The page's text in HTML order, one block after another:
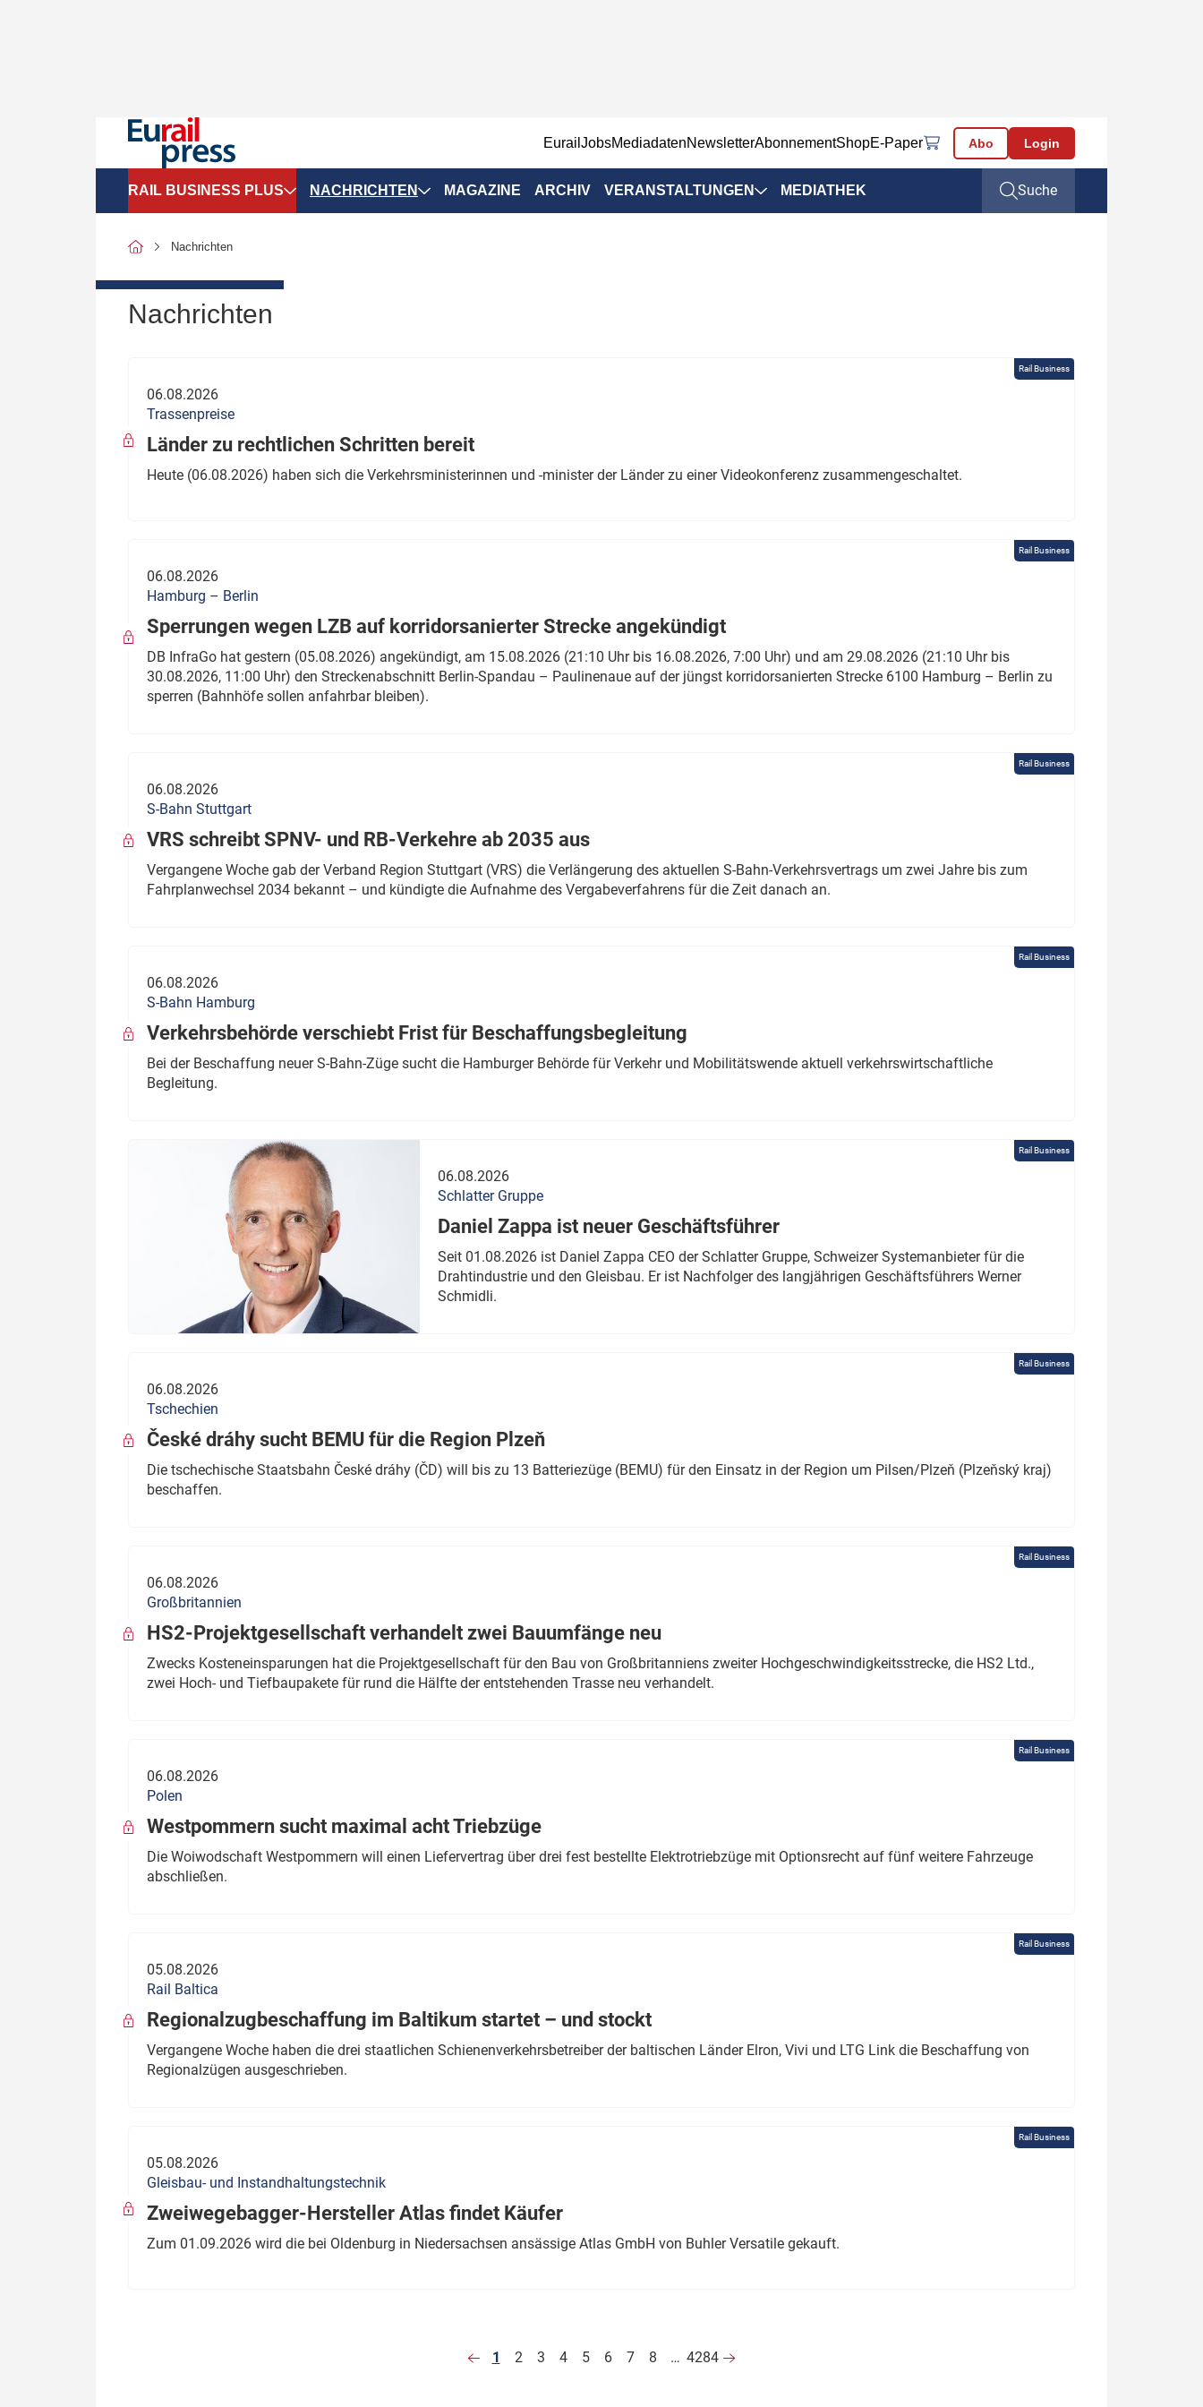
EurailJobsMediadatenNewsletterAbonnementShopE-Paper Abo Login
RAIL BUSINESS PLUS
SPNV-Marktdaten
Politik
wen?
Thema des Monats
Dossier: Generalsanierung
Dossier: ETCS
Dossier:
NACHRICHTEN MAGAZINE ARCHIV VERANSTALTUNGEN MEDIATHEK Suche
Nachrichten
Nachrichten
Rail Business
06.08.2026
Trassenpreise
Länder zu rechtlichen Schritten bereit
Heute (06.08.2026) haben sich die Verkehrsministerinnen und -minister der Länder zu einer Videokonferenz zusammengeschaltet.
Rail Business
06.08.2026
Hamburg – Berlin
Sperrungen wegen LZB auf korridorsanierter Strecke angekündigt
DB InfraGo hat gestern (05.08.2026) angekündigt, am 15.08.2026 (21:10 Uhr bis 16.08.2026, 7:00 Uhr) und am 29.08.2026 (21:10 Uhr bis
30.08.2026, 11:00 Uhr) den Streckenabschnitt Berlin-Spandau – Paulinenaue auf der jüngst korridorsanierten Strecke 6100 Hamburg – Berlin zu
sperren (Bahnhöfe sollen anfahrbar bleiben).
Rail Business
06.08.2026
S-Bahn Stuttgart
VRS schreibt SPNV- und RB-Verkehre ab 2035 aus
Vergangene Woche gab der Verband Region Stuttgart (VRS) die Verlängerung des aktuellen S-Bahn-Verkehrsvertrags um zwei Jahre bis zum
Fahrplanwechsel 2034 bekannt – und kündigte die Aufnahme des Vergabeverfahrens für die Zeit danach an.
Rail Business
06.08.2026
S-Bahn Hamburg
Verkehrsbehörde verschiebt Frist für Beschaffungsbegleitung
Bei der Beschaffung neuer S-Bahn-Züge sucht die Hamburger Behörde für Verkehr und Mobilitätswende aktuell verkehrswirtschaftliche
Begleitung.
Rail Business
06.08.2026
Schlatter Gruppe
Daniel Zappa ist neuer Geschäftsführer
Seit 01.08.2026 ist Daniel Zappa CEO der Schlatter Gruppe, Schweizer Systemanbieter für die
Drahtindustrie und den Gleisbau. Er ist Nachfolger des langjährigen Geschäftsführers Werner
Schmidli.
Rail Business
06.08.2026
Tschechien
České dráhy sucht BEMU für die Region Plzeň
Die tschechische Staatsbahn České dráhy (ČD) will bis zu 13 Batteriezüge (BEMU) für den Einsatz in der Region um Pilsen/Plzeň (Plzeňský kraj)
beschaffen.
Rail Business
06.08.2026
Großbritannien
HS2-Projektgesellschaft verhandelt zwei Bauumfänge neu
Zwecks Kosteneinsparungen hat die Projektgesellschaft für den Bau von Großbritanniens zweiter Hochgeschwindigkeitsstrecke, die HS2 Ltd.,
zwei Hoch- und Tiefbaupakete für rund die Hälfte der entstehenden Trasse neu verhandelt.
Rail Business
06.08.2026
Polen
Westpommern sucht maximal acht Triebzüge
Die Woiwodschaft Westpommern will einen Liefervertrag über drei fest bestellte Elektrotriebzüge mit Optionsrecht auf fünf weitere Fahrzeuge
abschließen.
Rail Business
05.08.2026
Rail Baltica
Regionalzugbeschaffung im Baltikum startet – und stockt
Vergangene Woche haben die drei staatlichen Schienenverkehrsbetreiber der baltischen Länder Elron, Vivi und LTG Link die Beschaffung von
Regionalzügen ausgeschrieben.
Rail Business
05.08.2026
Gleisbau- und Instandhaltungstechnik
Zweiwegebagger-Hersteller Atlas findet Käufer
Zum 01.09.2026 wird die bei Oldenburg in Niedersachsen ansässige Atlas GmbH von Buhler Versatile gekauft.
1 2 3 4 5 6 7 8 … 4284